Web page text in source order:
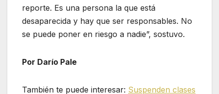
reporte. Es una persona la que está
desaparecida y hay que ser responsables. No
se puede poner en riesgo a nadie”, sostuvo.
Por Darío Pale
También te puede interesar: Suspenden clases